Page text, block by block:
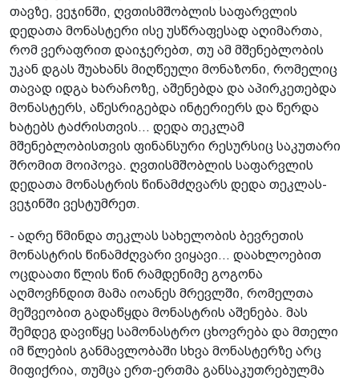
თავზე, ვეჯინში, ღვთისმშობლის საფარვლის
დედათა მონასტერი ისე უსწრაფესად აღიმართა,
რომ ვერაფრით დაიჯერებთ, თუ ამ მშენებლობის
უკან დგას შუახანს მიღწეული მონაზონი, რომელიც
თავად იდგა ხარაჩოზე, აშენებდა და აპირკეთებდა
მონასტერს, აწესრიგებდა ინტერიერს და წერდა
ხატებს ტაძრისთვის... დედა თეკლამ
მშენებლობისთვის ფინანსური რესურსიც საკუთარი
შრომით მოიპოვა.­ ღვთისმშობლის საფარვლის
დედათა მონასტრის წინამძღვარს დედა თეკლას­
ვეჯინში ვესტუმრეთ.
- ადრე წმინდა თეკლას სახელობის ბევრეთის
მონასტრის წინამძღვარი ვიყავი... დაახლოებით
ოცდაათი წლის წინ რამდენიმე გოგონა
აღმოვჩნდით მამა იოანეს­ მრევლში, რომელთა
მეშვეობით გადაწყდა მონასტრის აშენება. მას
შემდეგ დავიწყე სამონასტრო ცხოვრება­ და მთელი
იმ წლების განმავლობაში სხვა მონასტერზე არც
მიფიქრია, თუმცა ერთ-ერთმა განსაკუთრებულმა